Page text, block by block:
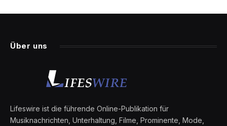
Über uns
Lifeswire ist die führende Online-Publikation für
Musiknachrichten, Unterhaltung, Filme, Prominente, Mode,